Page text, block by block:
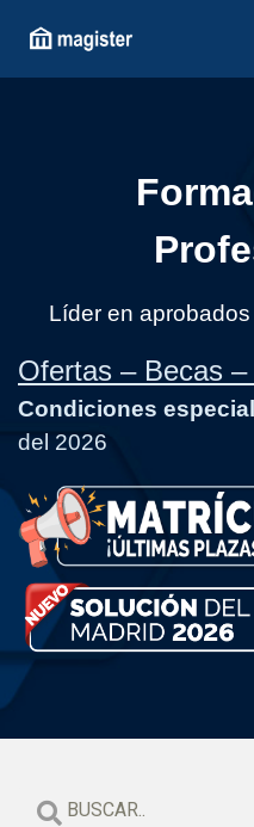
Líder en
Ofertas – Becas
Condiciones
del 2026